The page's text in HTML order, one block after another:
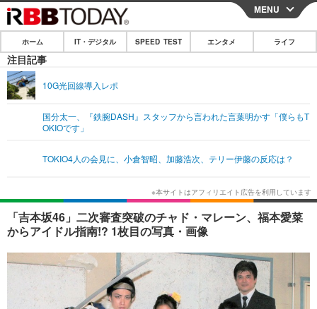
CLOSE
ホーム
IT・デジタル
ネタ
ショッピング その他
エンタメTOP 映画・ドラマ
韓国・芸能
音楽 スポーツ
ショッピング その他
ライフTOP グルメ
ペット ショッピング
その他
リリース一覧
プッシュ通知の停止方法
MENU
ホーム IT・デジタル SPEED TEST エンタメ ライフ
注目記事
10G光回線導入レポ
国分太一、『鉄腕DASH』スタッフから言われた言葉明かす「僕らもT
OKIOです」
TOKIO4人の会見に、小倉智昭、加藤浩次、テリー伊藤の反応は？
「吉本坂46」二次審査突破のチャド・マレーン、福本愛菜
からアイドル指南!? 1枚目の写真・画像